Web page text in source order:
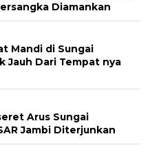
Diamankan
Mandi di Sungai
Jauh Dari Tempat nya
Arus Sungai
Jambi Diterjunkan